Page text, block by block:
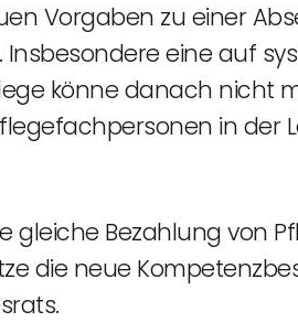
Vorgaben zu einer
eine auf
könne danach nicht
in der
gleiche Bezahlung von
die neue